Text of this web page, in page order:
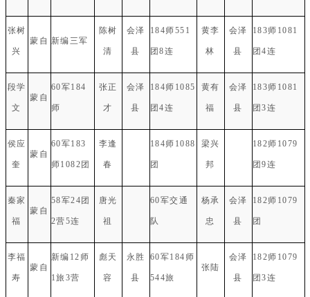
张树
兴
蒙自 新编三军
陈树
清
会泽
县
184师551
团8连
黄李
林
会泽
县
183师1081
团4连
段学
文
蒙自
60军184
师
张正
才
会泽
县
184师1085
团4连
黄有
福
会泽
县
183师1081
团3连
侯应
奎
蒙自
60军183
师1082团
李逢
春
184师1088
团
梁兴
邦
182师1079
团9连
秦家
福
蒙自
58军24团
2营5连
唐光
祖
60军交通
队
杨承
忠
会泽
县
182师1079
团
李福
寿
蒙自
新编12师
1旅3营
彪天
容
永胜
县
60军184师
544旅
张陆
会泽
县
182师1079
团3连